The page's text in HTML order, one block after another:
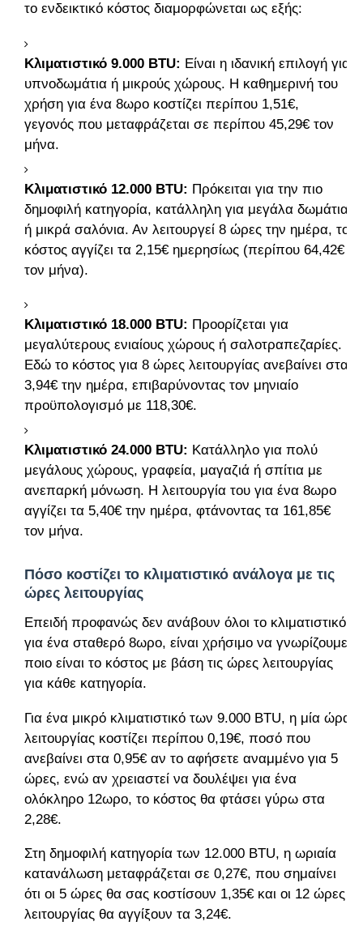
το ενδεικτικό κόστος διαμορφώνεται ως εξής:
Κλιματιστικό 9.000 BTU: Είναι η ιδανική επιλογή για
υπνοδωμάτια ή μικρούς χώρους. Η καθημερινή του
χρήση για ένα 8ωρο κοστίζει περίπου 1,51€,
γεγονός που μεταφράζεται σε περίπου 45,29€ τον
μήνα.
Κλιματιστικό 12.000 BTU: Πρόκειται για την πιο
δημοφιλή κατηγορία, κατάλληλη για μεγάλα δωμάτια
ή μικρά σαλόνια. Αν λειτουργεί 8 ώρες την ημέρα, το
κόστος αγγίζει τα 2,15€ ημερησίως (περίπου 64,42€
τον μήνα).
Κλιματιστικό 18.000 BTU: Προορίζεται για
μεγαλύτερους ενιαίους χώρους ή σαλοτραπεζαρίες.
Εδώ το κόστος για 8 ώρες λειτουργίας ανεβαίνει στα
3,94€ την ημέρα, επιβαρύνοντας τον μηνιαίο
προϋπολογισμό με 118,30€.
Κλιματιστικό 24.000 BTU: Κατάλληλο για πολύ
μεγάλους χώρους, γραφεία, μαγαζιά ή σπίτια με
ανεπαρκή μόνωση. Η λειτουργία του για ένα 8ωρο
αγγίζει τα 5,40€ την ημέρα, φτάνοντας τα 161,85€
τον μήνα.
Πόσο κοστίζει το κλιματιστικό ανάλογα με τις
ώρες λειτουργίας
Επειδή προφανώς δεν ανάβουν όλοι το κλιματιστικό
για ένα σταθερό 8ωρο, είναι χρήσιμο να γνωρίζουμε
ποιο είναι το κόστος με βάση τις ώρες λειτουργίας
για κάθε κατηγορία.
Για ένα μικρό κλιματιστικό των 9.000 BTU, η μία ώρα
λειτουργίας κοστίζει περίπου 0,19€, ποσό που
ανεβαίνει στα 0,95€ αν το αφήσετε αναμμένο για 5
ώρες, ενώ αν χρειαστεί να δουλέψει για ένα
ολόκληρο 12ωρο, το κόστος θα φτάσει γύρω στα
2,28€.
Στη δημοφιλή κατηγορία των 12.000 BTU, η ωριαία
κατανάλωση μεταφράζεται σε 0,27€, που σημαίνει
ότι οι 5 ώρες θα σας κοστίσουν 1,35€ και οι 12 ώρες
λειτουργίας θα αγγίξουν τα 3,24€.